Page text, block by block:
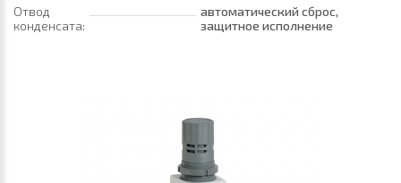
Отвод
конденсата:
автоматический сброс,
защитное исполнение